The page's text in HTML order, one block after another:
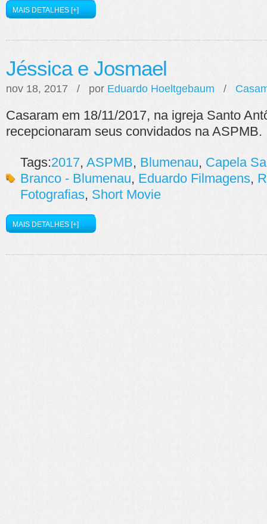
MAIS DETALHES [+]
Jéssica e Josmael
nov 18, 2017 / por Eduardo Hoeltgebaum /
Casaram em 18/11/2017, na igreja Santo
recepcionaram seus convidados na ASPMB.
Tags:2017, ASPMB, Blumenau, Capela
Branco - Blumenau, Eduardo Filmagens,
Fotografias, Short Movie
MAIS DETALHES [+]